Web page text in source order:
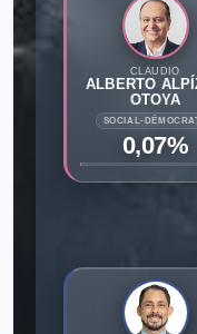
CLAUDIO
ALBERTO
OTOYA
SOCIAL-
0,07%